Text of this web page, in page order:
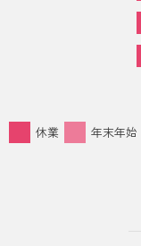
休業 年末年始